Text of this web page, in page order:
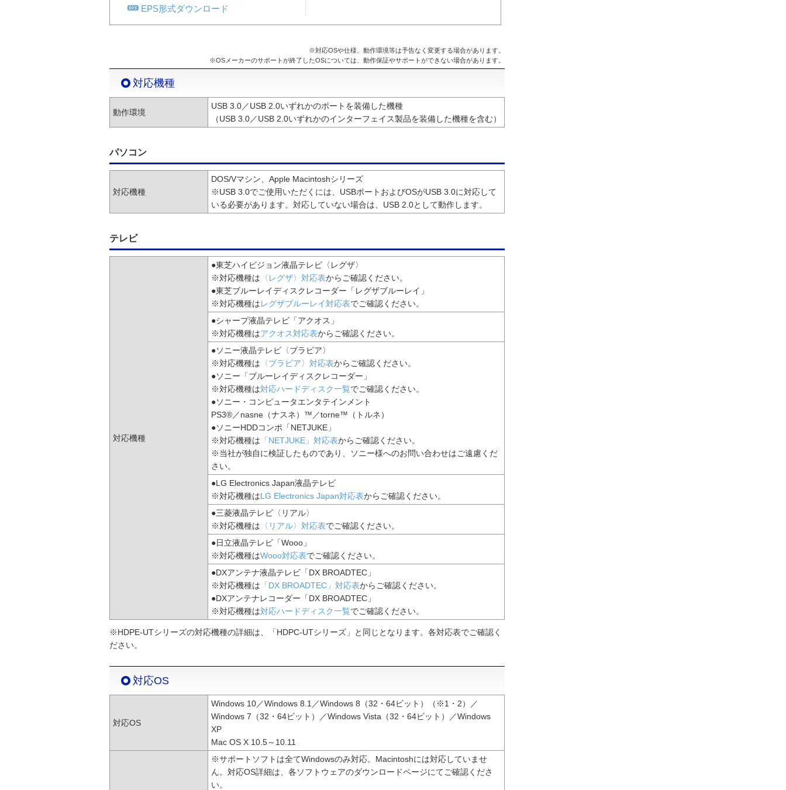
EPS形式ダウンロード
※対応OSや仕様、動作環境等は予告なく変更する場合があります。
※OSメーカーのサポートが終了したOSについては、動作保証やサポートができない場合があります。
対応機種
動作環境
USB 3.0／USB 2.0いずれかのポートを装備した機種
（USB 3.0／USB 2.0いずれかのインターフェイス製品を装備した機種を含む）
パソコン
対応機種
DOS/Vマシン、Apple Macintoshシリーズ
※USB 3.0でご使用いただくには、USBポートおよびOSがUSB 3.0に対応して
いる必要があります。対応していない場合は、USB 2.0として動作します。
テレビ
対応機種
●東芝ハイビジョン液晶テレビ〈レグザ〉
※対応機種は 〈レグザ〉対応表からご確認ください。
●東芝ブルーレイディスクレコーダー「レグザブルーレイ」
※対応機種はレグザブルーレイ対応表でご確認ください。
●シャープ液晶テレビ「アクオス」
※対応機種はアクオス対応表からご確認ください。
●ソニー液晶テレビ〈ブラビア〉
※対応機種は 〈ブラビア〉対応表からご確認ください。
●ソニー「ブルーレイディスクレコーダー」
※対応機種は対応ハードディスク一覧でご確認ください。
●ソニー・コンピュータエンタテインメント
PS3®／nasne（ナスネ）™／torne™（トルネ）
●ソニーHDDコンポ「NETJUKE」
※対応機種は 「NETJUKE」対応表からご確認ください。
※当社が独自に検証したものであり、ソニー様へのお問い合わせはご遠慮くだ
さい。
●LG Electronics Japan液晶テレビ
※対応機種はLG Electronics Japan対応表からご確認ください。
●三菱液晶テレビ〈リアル〉
※対応機種は 〈リアル〉対応表でご確認ください。
●日立液晶テレビ「Wooo」
※対応機種はWooo対応表でご確認ください。
●DXアンテナ液晶テレビ「DX BROADTEC」
※対応機種は 「DX BROADTEC」対応表からご確認ください。
●DXアンテナレコーダー「DX BROADTEC」
※対応機種は対応ハードディスク一覧でご確認ください。
※HDPE-UTシリーズの対応機種の詳細は、「HDPC-UTシリーズ」と同じとなります。各対応表でご確認く
ださい。
対応OS
対応OS
Windows 10／Windows 8.1／Windows 8（32・64ビット）（※1・2）／
Windows 7（32・64ビット）／Windows Vista（32・64ビット）／Windows
XP
Mac OS X 10.5～10.11
※サポートソフトは全てWindowsのみ対応。Macintoshには対応していませ
ん。対応OS詳細は、各ソフトウェアのダウンロードページにてご確認くださ
い。